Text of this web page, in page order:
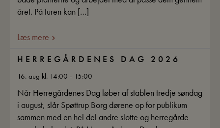
året. På turen kan […]
Læs mere
HERREGÅRDENES DAG 2026
16. aug kl. 14:00 - 15:00
Når Herregårdenes Dag løber af stablen tredje søndag
i august, slår Spøttrup Borg dørene op for publikum
sammen med en hel del andre slotte og herregårde